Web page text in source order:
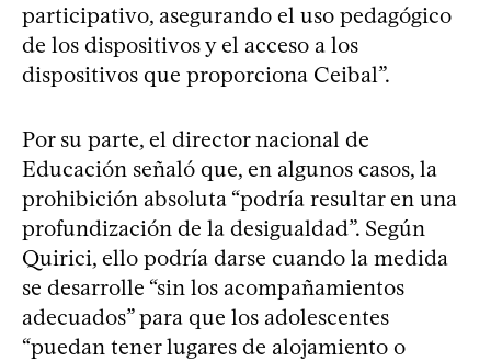
participativo, asegurando el uso pedagógico
de los dispositivos y el acceso a los
dispositivos que proporciona Ceibal”.
Por su parte, el director nacional de
Educación señaló que, en algunos casos, la
prohibición absoluta “podría resultar en una
profundización de la desigualdad”. Según
Quirici, ello podría darse cuando la medida
se desarrolle “sin los acompañamientos
adecuados” para que los adolescentes
“puedan tener lugares de alojamiento o